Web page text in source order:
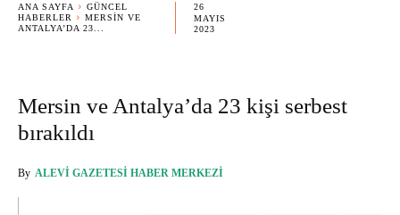
ANA SAYFA
GÜNCEL
HABERLER
MERSIN VE
ANTALYA’DA 23...
26
MAYIS
2023
Mersin ve Antalya’da 23 kişi serbest
bırakıldı
By ALEVI GAZETESI HABER MERKEZI